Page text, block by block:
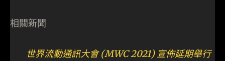
相關新聞
世界流動通訊大會 (MWC 2021) 宣佈延期舉行